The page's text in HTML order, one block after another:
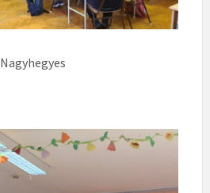
Nagyhegyes